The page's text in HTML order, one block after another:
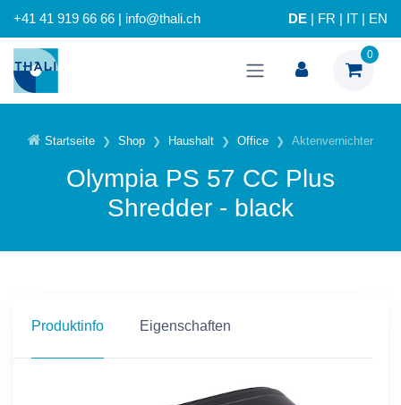
+41 41 919 66 66 | info@thali.ch DE FR IT EN
0
Startseite Shop Haushalt Office Aktenvernichter
Olympia PS 57 CC Plus
Shredder - black
Produktinfo Eigenschaften